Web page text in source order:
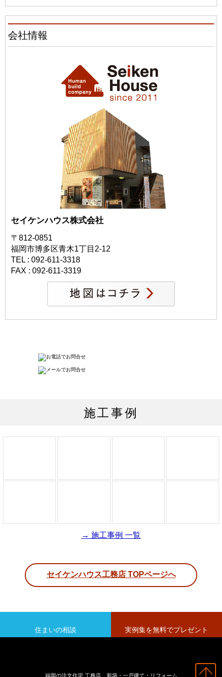
会社情報
セイケンハウス株式会社
〒812-0851
福岡市博多区青木1丁目2-12
TEL : 092-611-3318
FAX : 092-611-3319
施工事例
→ 施工事例 一覧
セイケンハウス工務店 TOPページへ
住まいの相談 実例集を無料でプレゼント
福岡の注文住宅 工務店 新築・一戸建て・リフォーム